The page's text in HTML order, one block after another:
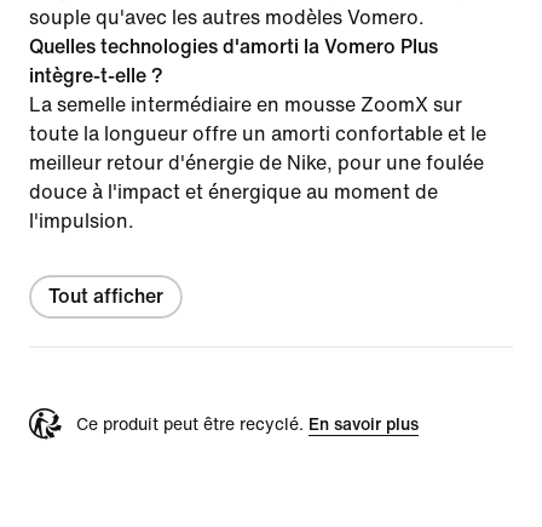
souple qu'avec les autres modèles Vomero.
Quelles technologies d'amorti la Vomero Plus
intègre-t-elle ?
La semelle intermédiaire en mousse ZoomX sur
toute la longueur offre un amorti confortable et le
meilleur retour d'énergie de Nike, pour une foulée
douce à l'impact et énergique au moment de
l'impulsion.
Tout afficher
Ce produit peut être recyclé. En savoir plus